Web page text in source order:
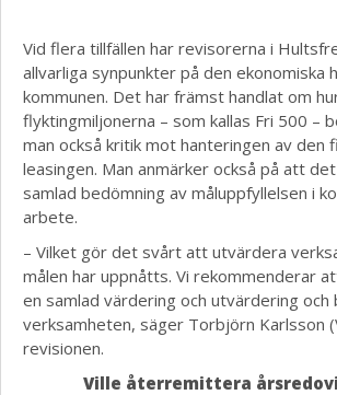
Vid flera tillfällen har revisorerna i
allvarliga synpunkter på den ekonomiska
kommunen. Det har främst handlat om
flyktingmiljonerna – som kallas Fri 500 –
man också kritik mot hanteringen av den
leasingen. Man anmärker också på att
samlad bedömning av måluppfyllelsen i
arbete.
– Vilket gör det svårt att utvärdera
målen har uppnåtts. Vi rekommenderar
en samlad värdering och utvärdering och
verksamheten, säger Torbjörn Karlsson
revisionen.
Ville återremittera